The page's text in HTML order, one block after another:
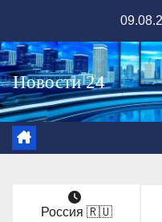
содержимому
Россия 🇷🇺